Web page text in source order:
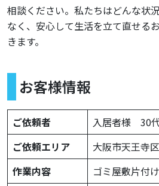
相談ください。私たちはどんな状
なく、安心して生活を立て直せる
きます。
お客様情報
ご依頼者
入居者様 30代
ご依頼エリア
大阪市天王寺区
作業内容
ゴミ屋敷片付